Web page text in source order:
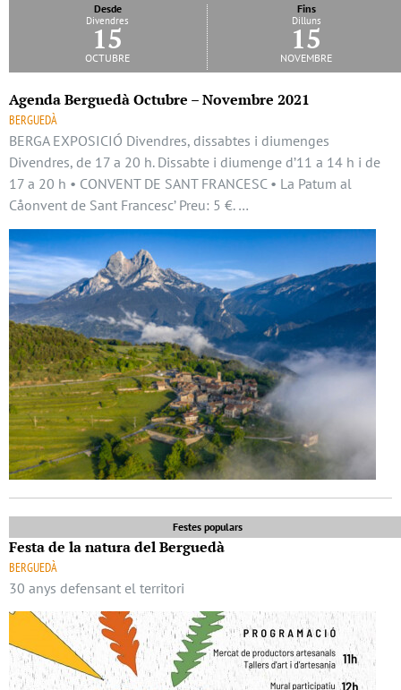
Desde
Divendres
15
octubre
Fins
Dilluns
15
novembre
Agenda Berguedà Octubre – Novembre 2021
BERGUEDÀ
BERGA EXPOSICIÓ Divendres, dissabtes i diumenges
Divendres, de 17 a 20 h. Dissabte i diumenge d’11 a 14 h i de
17 a 20 h • CONVENT DE SANT FRANCESC • La Patum al
Cåonvent de Sant Francesc’ Preu: 5 €. …
Festes populars
Festa de la natura del Berguedà
BERGUEDÀ
30 anys defensant el territori